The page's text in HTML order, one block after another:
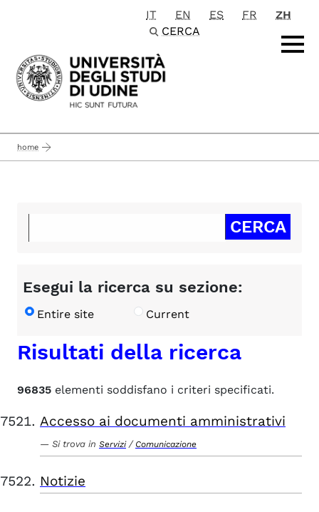
Passa al contenuto principale
IT EN ES FR
ZH
CERCA
home
Esegui la ricerca su sezione:
Entire site Current
Risultati della ricerca
96835 elementi soddisfano i criteri specificati.
Accesso ai documenti amministrativi
Si trova in Servizi / Comunicazione
Notizie